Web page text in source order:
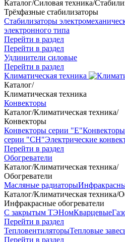
Каталог/Силовая техника/
Трёхфазные стабилизаторы
Стабилизаторы
электронного типа
Перейти в раздел
Перейти в раздел
Удлинители силовые
Перейти в раздел
Климатическая техника
Каталог/
Климатическая техника
Конвекторы
Каталог/Климатическая техника/
Конвекторы
Конвекторы серии "Е"
серии "СН"Электрические
Перейти в раздел
Обогреватели
Каталог/Климатическая техника/
Обогреватели
Масляные радиаторы
Каталог/Климатическая техника/
Инфракрасные обогреватели
С закрытым ТЭНомКварцевые
Перейти в раздел
ТепловентиляторыТепловые
Перейти в раздел